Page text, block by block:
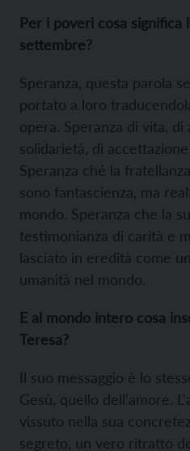
Per i poveri cosa significa
settembre?
Speranza, questa parola
portato a loro
opera. Speranza di vita, di
solidarietà, di
Speranza ché la
sono fantascienza, ma
mondo. Speranza che la
testimonianza di carità e
lasciato in eredità come
umanità nel mondo.
E al mondo intero cosa
Teresa?
Il suo messaggio è lo
Gesù, quello dell'amore.
vissuto nella sua
segreto, un vero ritratto